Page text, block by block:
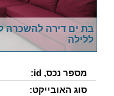
ללילה
מספר נכס, id:
סוג האובייקט: